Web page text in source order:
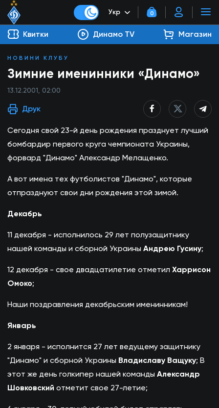
Укр 0
Квитки Динамо TV Магазин
НОВИНИ КЛУБУ
Зимние именинники «Динамо»
13.12.2001, 02:00
Друк
Сегодня свой 23-й день рождения празднует лучший
бомбардир первого круга чемпионата Украины,
форвард "Динамо" Александр Мелащенко.
А вот имена тех футболистов "Динамо", которые
отпразднуют свои дни рождения этой зимой.
Декабрь
11 декабря - исполнилось 29 лет полузащитнику
нашей команды и сборной Украины Андрею Гусину;
12 декабря - свое двадцатилетие отметил Харрисон
Омоко;
Наши поздравления декабрьским именинникам!
Январь
2 января - исполнится 27 лет ведущему защитнику
"Динамо" и сборной Украины Владиславу Ващуку; В
этот же день голкипер нашей команды Александр
Шовковский отметит свое 27-летие;